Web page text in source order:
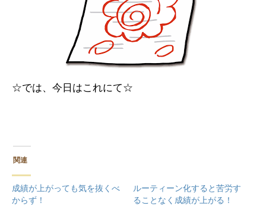
☆では、今日はこれにて☆
関連
成績が上がっても気を抜くべ
からず！
ルーティーン化すると苦労す
ることなく成績が上がる！